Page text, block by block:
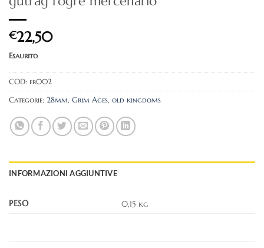
€22,50
Esaurito
COD: fr002
Categorie: 28mm, Grim Ages, old kingdoms
INFORMAZIONI AGGIUNTIVE
PESO 0,15 kg